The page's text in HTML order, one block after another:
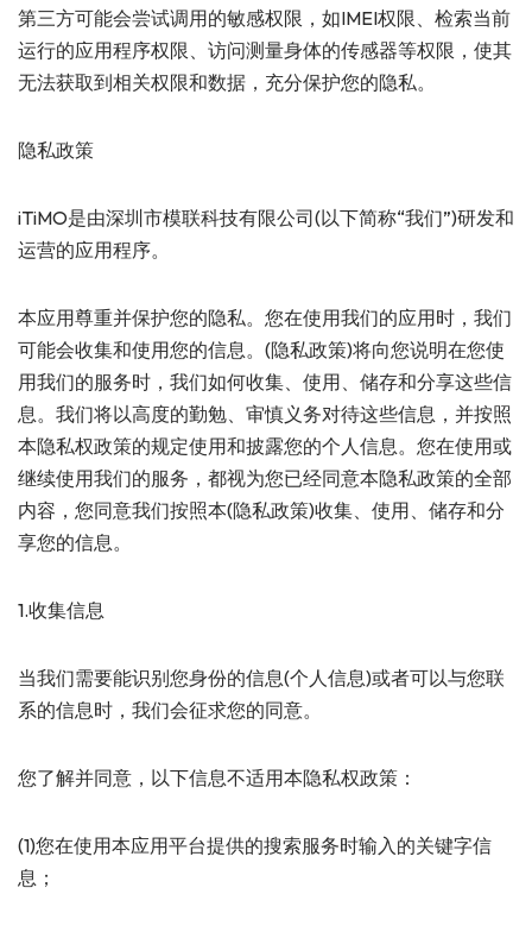
第三方可能会尝试调用的敏感权限，如IMEI权限、检索当前
运行的应用程序权限、访问测量身体的传感器等权限，使其
无法获取到相关权限和数据，充分保护您的隐私。
隐私政策
iTiMO是由深圳市模联科技有限公司(以下简称“我们”)研发和
运营的应用程序。
本应用尊重并保护您的隐私。您在使用我们的应用时，我们
可能会收集和使用您的信息。(隐私政策)将向您说明在您使
用我们的服务时，我们如何收集、使用、储存和分享这些信
息。我们将以高度的勤勉、审慎义务对待这些信息，并按照
本隐私权政策的规定使用和披露您的个人信息。您在使用或
继续使用我们的服务，都视为您已经同意本隐私政策的全部
内容，您同意我们按照本(隐私政策)收集、使用、储存和分
享您的信息。
1.收集信息
当我们需要能识别您身份的信息(个人信息)或者可以与您联
系的信息时，我们会征求您的同意。
您了解并同意，以下信息不适用本隐私权政策：
(1)您在使用本应用平台提供的搜索服务时输入的关键字信
息；